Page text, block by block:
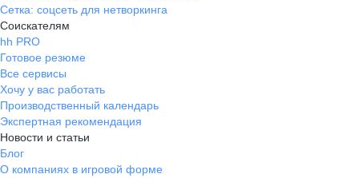
Сетка: соцсеть для нетворкинга
Соискателям
hh PRO
Готовое резюме
Все сервисы
Хочу у вас работать
Производственный календарь
Экспертная рекомендация
Новости и статьи
Блог
О компаниях в игровой форме